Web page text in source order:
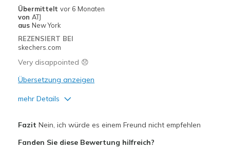
Width
Feels true to width
Sizing
View On Shoes
Übermittelt vor 6 Monaten
von ATJ
aus New York
REZENSIERT BEI
skechers.com
Very disappointed 😞
Übersetzung anzeigen
mehr Details
Fazit Nein, ich würde es einem Freund nicht empfehlen
Fanden Sie diese Bewertung hilfreich?